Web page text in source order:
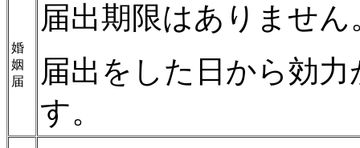
婚
姻
届
届出期限はありません
届出をした日から効
す。